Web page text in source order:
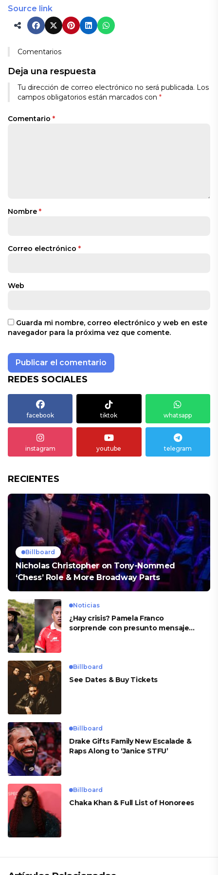
Source link
Comentarios
Deja una respuesta
Tu dirección de correo electrónico no será publicada. Los
campos obligatorios están marcados con *
Comentario *
Nombre *
Correo electrónico *
Web
Guarda mi nombre, correo electrónico y web en este
navegador para la próxima vez que comente.
REDES SOCIALES
facebook tiktok whatsapp
instagram youtube telegram
RECIENTES
Billboard
Nicholas Christopher on Tony-Nommed
‘Chess’ Role & More Broadway Parts
Noticias
¿Hay crisis? Pamela Franco
sorprende con presunto mensaje
Billboard
See Dates & Buy Tickets
Billboard
Drake Gifts Family New Escalade &
Raps Along to ‘Janice STFU’
Billboard
Chaka Khan & Full List of Honorees